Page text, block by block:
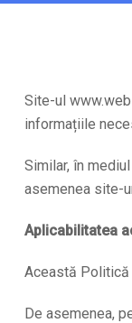
Site-ul
informațiile
Similar, în
asemenea site-
Aplicabilitatea
Această
De asemenea,